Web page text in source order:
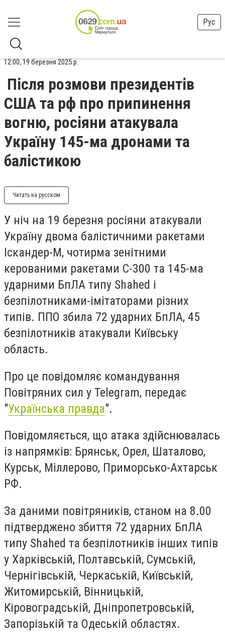
Рус
12:00, 19 березня 2025 р.
Після розмови президентів
США та рф про припинення
вогню, росіяни атакувала
Україну 145-ма дронами та
балістикою
Читать на русском
У ніч на 19 березня росіяни атакували
Україну двома балістичними ракетами
Іскандер-М, чотирма зенітними
керованими ракетами С-300 та 145-ма
ударними БпЛА типу Shahed і
безпілотниками-імітаторами різних
типів. ППО збила 72 ударних БпЛА, 45
безпілотників атакували Київську
область.
Про це повідомляє командування
Повітряних сил у Telegram, передає
"Українська правда".
Повідомляється, що атака здійснювалась
із напрямків: Брянськ, Орел, Шаталово,
Курськ, Міллерово, Приморсько-Ахтарськ
РФ.
За даними повітряників, станом на 8.00
підтверджено збиття 72 ударних БпЛА
типу Shahed та безпілотників інших типів
у Харківській, Полтавській, Сумській,
Чернігівській, Черкаській, Київській,
Житомирській, Вінницькій,
Кіровоградській, Дніпропетровській,
Запорізькій та Одеській областях.